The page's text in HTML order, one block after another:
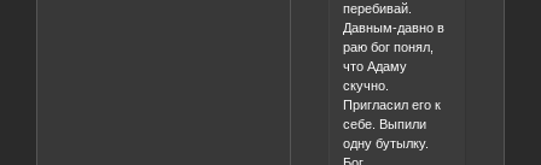
перебивай.
Давным-давно в
раю бог понял,
что Адаму
скучно.
Пригласил его к
себе. Выпили
одну бутылку.